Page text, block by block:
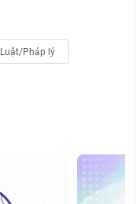
Luật/Pháp lý